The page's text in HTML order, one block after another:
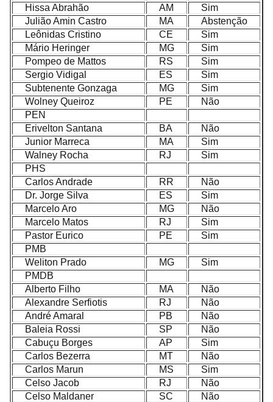
Hissa Abrahão
AM
Sim
Julião Amin Castro
MA
Abstenção
Leônidas Cristino
CE
Sim
Mário Heringer
MG
Sim
Pompeo de Mattos
RS
Sim
Sergio Vidigal
ES
Sim
Subtenente Gonzaga
MG
Sim
Wolney Queiroz
PE
Não
PEN
Erivelton Santana
BA
Não
Junior Marreca
MA
Sim
Walney Rocha
RJ
Sim
PHS
Carlos Andrade
RR
Não
Dr. Jorge Silva
ES
Sim
Marcelo Aro
MG
Não
Marcelo Matos
RJ
Sim
Pastor Eurico
PE
Sim
PMB
Weliton Prado
MG
Sim
PMDB
Alberto Filho
MA
Não
Alexandre Serfiotis
RJ
Não
André Amaral
PB
Não
Baleia Rossi
SP
Não
Cabuçu Borges
AP
Sim
Carlos Bezerra
MT
Não
Carlos Marun
MS
Sim
Celso Jacob
RJ
Não
Celso Maldaner
SC
Não